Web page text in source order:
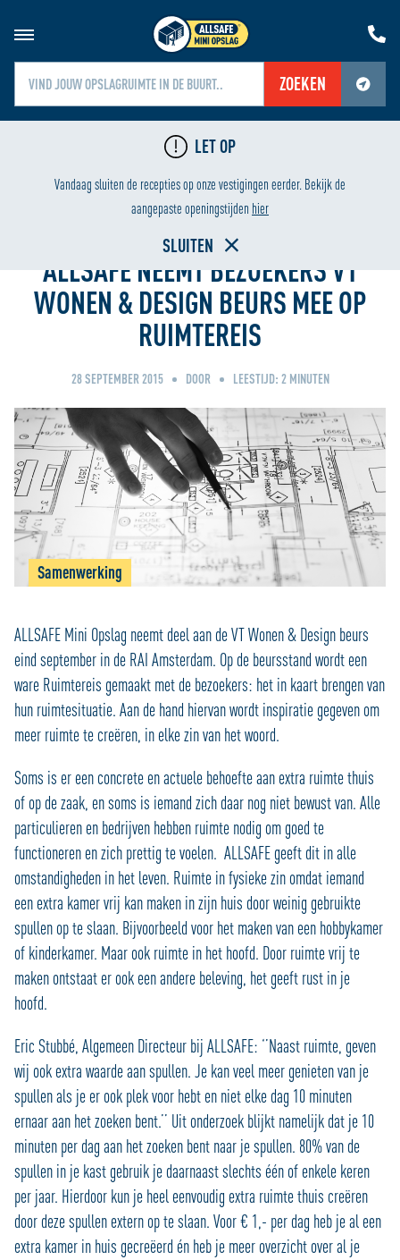
ZOEKEN
Jouw locatiediensten zijn uitgeschakeld.
Schakel jouw locatiediensten in om deze functie te gebruiken.
LET OP
Vandaag sluiten de recepties op onze vestigingen eerder. Bekijk de
aangepaste openingstijden hier
SLUITEN
LAAGSTE PRIJS
Home
ALLSAFE NEEMT BEZOEKERS VT
WONEN & DESIGN BEURS MEE OP
RUIMTEREIS
28 SEPTEMBER 2015 DOOR LEESTIJD: 2 MINUTEN
Samenwerking
ALLSAFE Mini Opslag neemt deel aan de VT Wonen & Design beurs
eind september in de RAI Amsterdam. Op de beursstand wordt een
ware Ruimtereis gemaakt met de bezoekers: het in kaart brengen van
hun ruimtesituatie. Aan de hand hiervan wordt inspiratie gegeven om
meer ruimte te creëren, in elke zin van het woord.
Soms is er een concrete en actuele behoefte aan extra ruimte thuis
of op de zaak, en soms is iemand zich daar nog niet bewust van. Alle
particulieren en bedrijven hebben ruimte nodig om goed te
functioneren en zich prettig te voelen. ALLSAFE geeft dit in alle
omstandigheden in het leven. Ruimte in fysieke zin omdat iemand
een extra kamer vrij kan maken in zijn huis door weinig gebruikte
spullen op te slaan. Bijvoorbeeld voor het maken van een hobbykamer
of kinderkamer. Maar ook ruimte in het hoofd. Door ruimte vrij te
maken ontstaat er ook een andere beleving, het geeft rust in je
hoofd.
Eric Stubbé, Algemeen Directeur bij ALLSAFE: ‘’Naast ruimte, geven
wij ook extra waarde aan spullen. Je kan veel meer genieten van je
spullen als je er ook plek voor hebt en niet elke dag 10 minuten
ernaar aan het zoeken bent.’’ Uit onderzoek blijkt namelijk dat je 10
minuten per dag aan het zoeken bent naar je spullen. 80% van de
spullen in je kast gebruik je daarnaast slechts één of enkele keren
per jaar. Hierdoor kun je heel eenvoudig extra ruimte thuis creëren
door deze spullen extern op te slaan. Voor € 1,- per dag heb je al een
extra kamer in huis gecreëerd én heb je meer overzicht over al je